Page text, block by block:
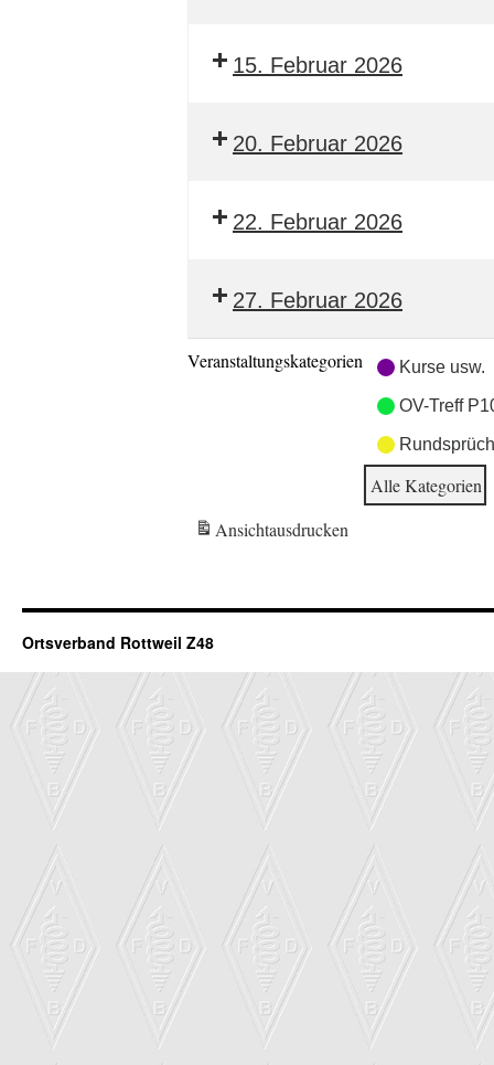
15. Februar 2026
20. Februar 2026
22. Februar 2026
27. Februar 2026
Veranstaltungskategorien Kurse usw.
OV-Treff
Alle Kategorien
Ansichtausdrucken
Ortsverband Rottweil Z48